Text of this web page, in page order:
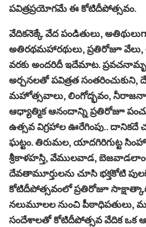
పవిత్రప్రయోగమే ఈ కోటిదీపోత్సవం.
వేదికనెక్కే వేద పండితులు,
అతిరథమహారథులు, ప్రతిరోజూ వేలు,
వరకు అందరిదీ ఇదేమాట.
అర్చనలతో పవిత్రత సంతరించుకుని,
మహోత్సవాలు, లింగోద్భవం,
ఆధ్యాత్మిక ఆనందాన్ని ప్రతిరోజూ
ఉత్సవ విగ్రహాల ఊరేగింపు..
ఘట్టం. తిరుమల, యాదగిరిగుట్ట
శ్రీకాళహస్తి, వేములవాడ, బెజవాడలాంటి
దేవతామూర్తులను చూసి భక్తకోటి
కోటిదీపోత్సవంలో ప్రతిరోజూ
నలుమూలల నుంచి పీఠాధిపతులు,
సందేశాలతో కోటిదీపోత్సవ వేదిక ఒక